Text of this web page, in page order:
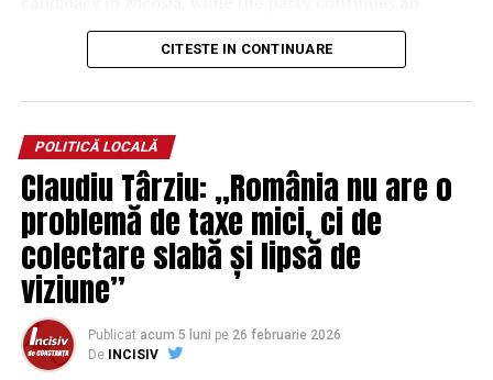
intensive national campaign focused on sovereignty,
national identity, migration policy, and support for
The parliamentary elections will determine the
composition of the 56-seat House of Representatives
and are considered among the most important political
contests in recent years for the Republic of Cyprus.
Support and Interest from
Conservative Political Circles in
Romania
CITESTE IN CONTINUARE
POLITICĂ LOCALĂ
Claudiu Târziu: „România nu are o
problemă de taxe mici, ci de
colectare slabă și lipsă de
viziune”
Publicat acum 5 luni pe 26 februarie 2026
De
INCISIV